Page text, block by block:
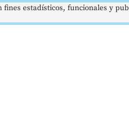
estadísticos, funcionales y